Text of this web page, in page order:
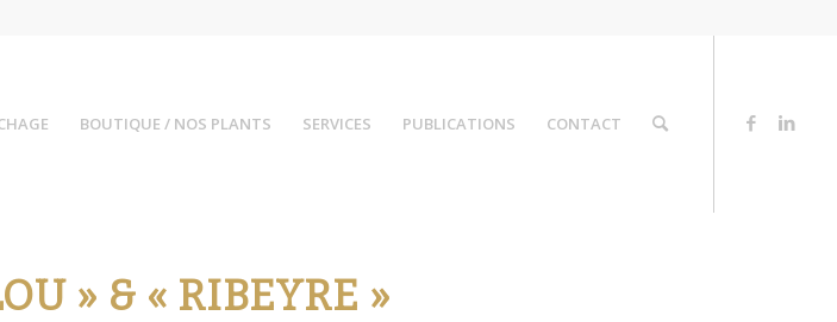
BOUTIQUE / NOS PLANTS SERVICES PUBLICATIONS CONTACT
» & « RIBEYRE »